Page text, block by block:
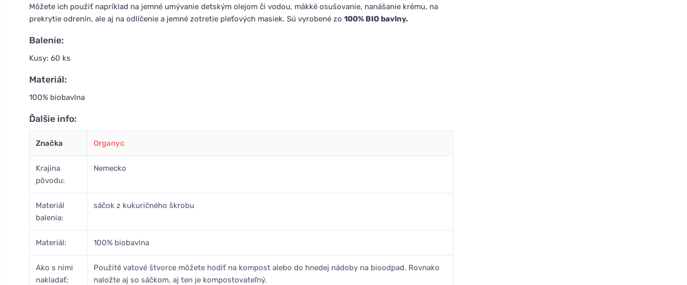
Môžete ich použiť napríklad na jemné umývanie detským olejom či vodou, mäkké osušovanie, nanášanie krému, na
prekrytie odrenín, ale aj na odlíčenie a jemné zotretie pleťových masiek. Sú vyrobené zo 100% BIO bavlny.
Balenie:
Kusy: 60 ks
Materiál:
100% biobavlna
Ďalšie info:
Značka Organyc
Krajina
pôvodu:
Nemecko
Materiál
balenia:
sáčok z kukuričného škrobu
Materiál: 100% biobavlna
Ako s nimi
nakladať:
Použité vatové štvorce môžete hodiť na kompost alebo do hnedej nádoby na bioodpad. Rovnako
naložte aj so sáčkom, aj ten je kompostovateľný.